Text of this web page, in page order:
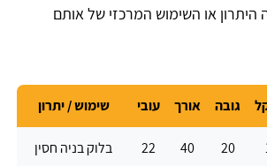
היתרון או השימוש המרכזי של אותם
גובה אורך עובי שימוש / יתרון
20
40
22
בלוק בניה חסין